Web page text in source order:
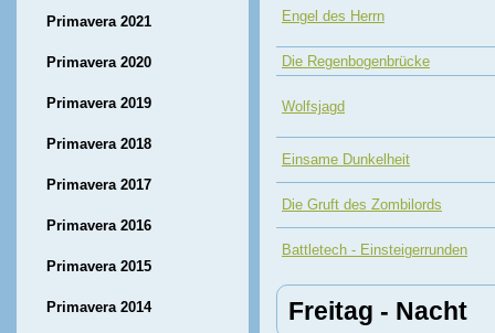
Primavera 2021
Primavera 2020
Primavera 2019
Primavera 2018
Primavera 2017
Primavera 2016
Primavera 2015
Primavera 2014
Engel des Herrn
Die Regenbogenbrücke
Wolfsjagd
Einsame Dunkelheit
Die Gruft des Zombilords
Battletech - Einsteigerrunden
Freitag - Nacht